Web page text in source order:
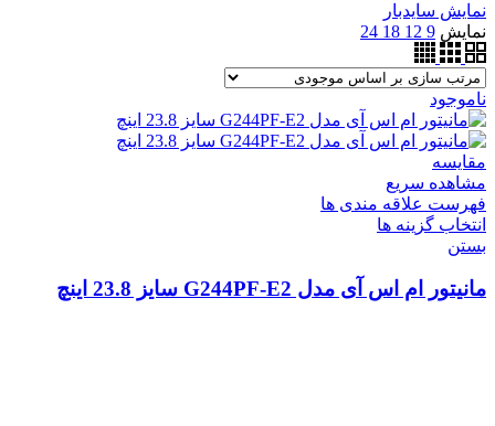
نمایش سایدبار
نمایش 9
12
18
24
ناموجود
مقایسه
مشاهده سریع
فهرست علاقه مندی ها
انتخاب گزینه ها
بستن
مانیتور ام اس آی مدل G244PF-E2 سایز 23.8 اینچ